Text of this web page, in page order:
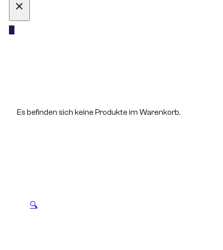
×
0
Es befinden sich keine Produkte im Warenkorb.
🔍